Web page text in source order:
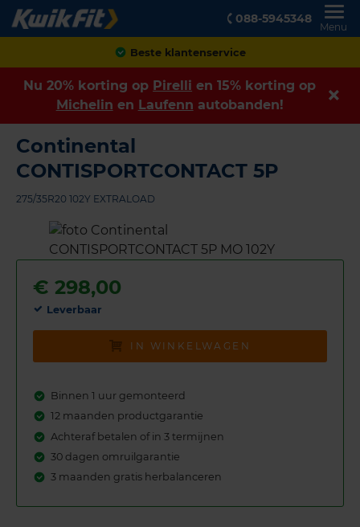
088-5945348
Menu
Achteraf betalen
Nu 20% korting op Pirelli en 15% korting op
Michelin en Laufenn autobanden!
Continental
CONTISPORTCONTACT 5P
275/35R20 102Y EXTRALOAD
€ 298,00
Leverbaar
IN WINKELWAGEN
Binnen 1 uur gemonteerd
12 maanden productgarantie
Achteraf betalen of in 3 termijnen
30 dagen omruilgarantie
3 maanden gratis herbalanceren